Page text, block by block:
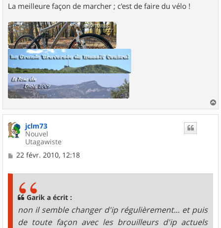
La meilleure façon de marcher ; c'est de faire du vélo !
a
u
jclm73
Nouvel
Utagawiste
M
22 févr. 2010, 12:18
Garik a écrit :
non il semble changer d'ip régulièrement... et puis
de toute façon avec les brouilleurs d'ip actuels